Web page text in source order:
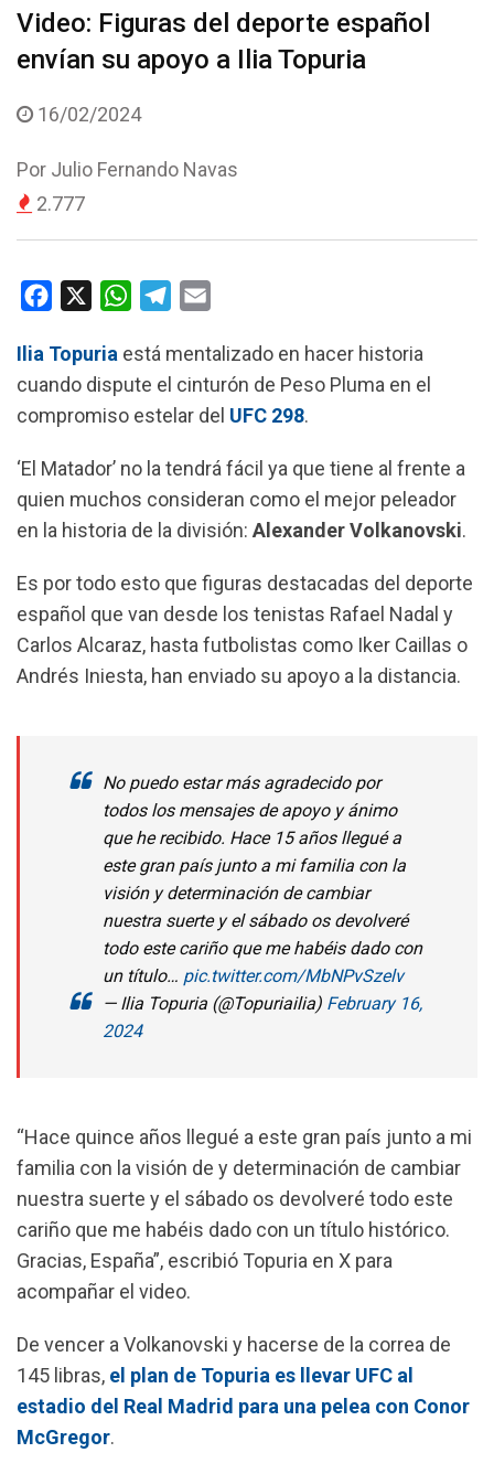
Video: Figuras del deporte español
envían su apoyo a Ilia Topuria
16/02/2024
Por Julio Fernando Navas
2.777
c
e
b
o
k
W
a
t
s
p
p
l
e
g
a
m
a
i
l
Ilia Topuria está mentalizado en hacer historia
cuando dispute el cinturón de Peso Pluma en el
compromiso estelar del UFC 298.
‘El Matador’ no la tendrá fácil ya que tiene al frente a
quien muchos consideran como el mejor peleador
en la historia de la división: Alexander Volkanovski.
Es por todo esto que figuras destacadas del deporte
español que van desde los tenistas Rafael Nadal y
Carlos Alcaraz, hasta futbolistas como Iker Caillas o
Andrés Iniesta, han enviado su apoyo a la distancia.
No puedo estar más agradecido por
todos los mensajes de apoyo y ánimo
que he recibido. Hace 15 años llegué a
este gran país junto a mi familia con la
visión y determinación de cambiar
nuestra suerte y el sábado os devolveré
todo este cariño que me habéis dado con
un título… pic.twitter.com/MbNPvSzelv
— Ilia Topuria (@Topuriailia) February 16,
2024
“Hace quince años llegué a este gran país junto a mi
familia con la visión de y determinación de cambiar
nuestra suerte y el sábado os devolveré todo este
cariño que me habéis dado con un título histórico.
Gracias, España”, escribió Topuria en X para
acompañar el video.
De vencer a Volkanovski y hacerse de la correa de
145 libras, el plan de Topuria es llevar UFC al
estadio del Real Madrid para una pelea con Conor
McGregor.